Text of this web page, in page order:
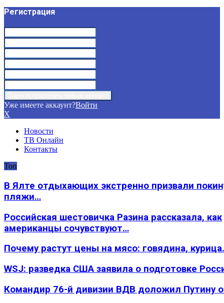
Регистрация
Уже имеете аккаунт?Войти
X
Новости
ТВ Онлайн
Контакты
Топ
В Ялте отдыхающих экстренно призвали
пляжи…
Российская шестовичка Разина рассказала, как
американцы сочувствуют…
Почему растут цены на мясо: говядина,
WSJ: разведка США заявила о подготовке
Командир 76-й дивизии ВДВ доложил Путину